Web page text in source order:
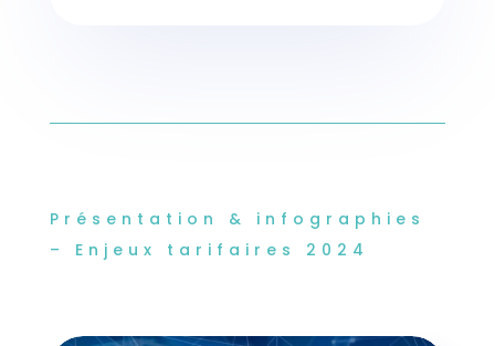
Présentation & infographies
– Enjeux tarifaires 2024